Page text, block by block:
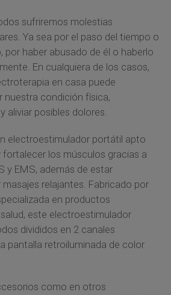
sufriremos molestias
Ya sea por el paso del tiempo o
por haber abusado de él o haberlo
En cualquiera de los casos,
en casa puede
nuestra condición física,
aliviar posibles dolores.
electroestimulador portátil apto
fortalecer los músculos gracias a
y EMS, además de estar
relajantes. Fabricado por
en productos
este electroestimulador
divididos en 2 canales
pantalla retroiluminada de color
como en otros